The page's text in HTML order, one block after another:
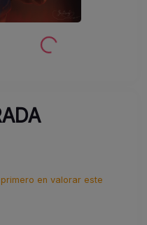
en valorar este